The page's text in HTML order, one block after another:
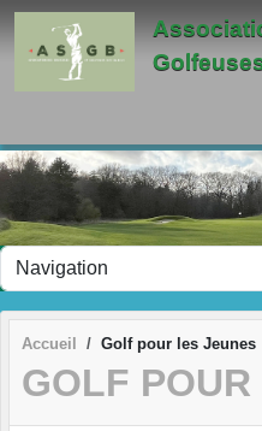
Accueil Golf pour les Jeunes
GOLF
Panneau de gestion des